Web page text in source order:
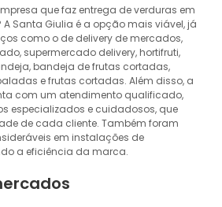
que faz entrega de verduras em
Santa Giulia é a opção mais viável, já
como o de delivery de mercados,
supermercado delivery, hortifruti,
bandeja de frutas cortadas,
e frutas cortadas. Além disso, a
com um atendimento qualificado,
especializados e cuidadosos, que
de cada cliente. Também foram
em instalações de
a eficiência da marca.